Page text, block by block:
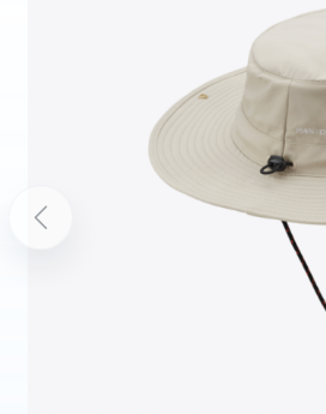
Popis
Rychleschnoucí materiál pro vyšší